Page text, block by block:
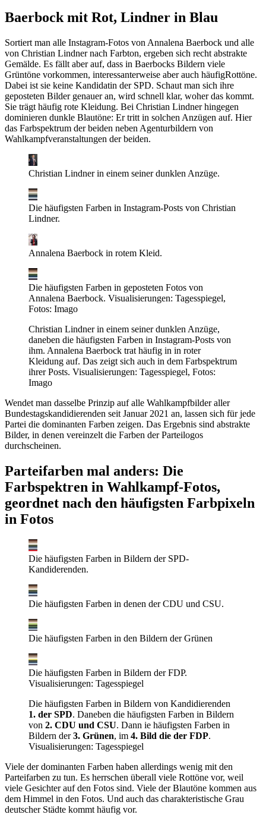
Baerbock mit Rot, Lindner in Blau
Sortiert man alle Instagram-Fotos von Annalena Baerbock und alle
von Christian Lindner nach Farbton, ergeben sich recht abstrakte
Gemälde. Es fällt aber auf, dass in Baerbocks Bildern viele
Grüntöne vorkommen, interessanterweise aber auch häufigRottöne.
Dabei ist sie keine Kandidatin der SPD. Schaut man sich ihre
geposteten Bilder genauer an, wird schnell klar, woher das kommt.
Sie trägt häufig rote Kleidung. Bei Christian Lindner hingegen
dominieren dunkle Blautöne: Er tritt in solchen Anzügen auf. Hier
das Farbspektrum der beiden neben Agenturbildern von
Wahlkampfveranstaltungen der beiden.
Christian Lindner in einem seiner dunklen Anzüge.
Die häufigsten Farben in Instagram-Posts von Christian
Lindner.
Annalena Baerbock in rotem Kleid.
Die häufigsten Farben in geposteten Fotos von
Annalena Baerbock. Visualisierungen: Tagesspiegel,
Fotos: Imago
Christian Lindner in einem seiner dunklen Anzüge,
daneben die häufigsten Farben in Instagram-Posts von
ihm. Annalena Baerbock trat häufig in in roter
Kleidung auf. Das zeigt sich auch in dem Farbspektrum
ihrer Posts. Visualisierungen: Tagesspiegel, Fotos:
Imago
Wendet man dasselbe Prinzip auf alle Wahlkampfbilder aller
Bundestagskandidierenden seit Januar 2021 an, lassen sich für jede
Partei die dominanten Farben zeigen. Das Ergebnis sind abstrakte
Bilder, in denen vereinzelt die Farben der Parteilogos
durchscheinen.
Parteifarben mal anders: Die
Farbspektren in Wahlkampf-Fotos,
geordnet nach den häufigsten Farbpixeln
in Fotos
Die häufigsten Farben in Bildern der SPD-
Kandiderenden.
Die häufigsten Farben in denen der CDU und CSU.
Die häufigsten Farben in den Bildern der Grünen
Die häufigsten Farben in Bildern der FDP.
Visualisierungen: Tagesspiegel
Die häufigsten Farben in Bildern von Kandidierenden
1. der SPD. Daneben die häufigsten Farben in Bildern
von 2. CDU und CSU. Dann ie häufigsten Farben in
Bildern der3. Grünen, im 4. Bild die der FDP.
Visualisierungen: Tagesspiegel
Viele der dominanten Farben haben allerdings wenig mit den
Parteifarben zu tun. Es herrschen überall viele Rottöne vor, weil
viele Gesichter auf den Fotos sind. Viele der Blautöne kommen aus
dem Himmel in den Fotos. Und auch das charakteristische Grau
deutscher Städte kommt häufig vor.